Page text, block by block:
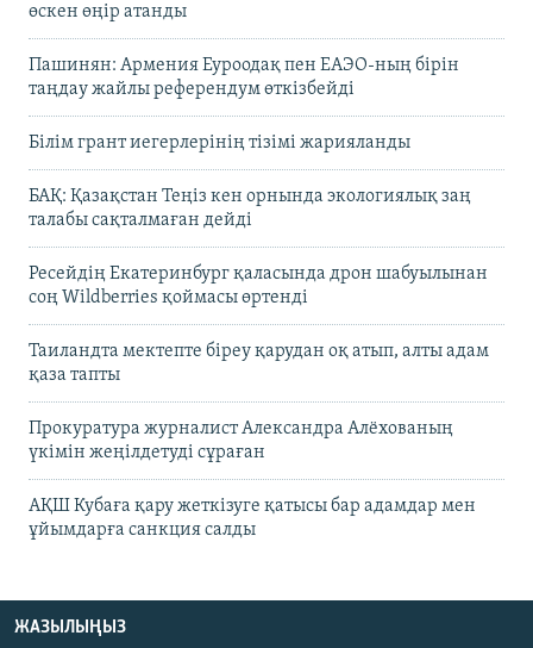
өскен өңір атанды
Пашинян: Армения Еуроодақ пен ЕАЭО-ның бірін
таңдау жайлы референдум өткізбейді
Білім грант иегерлерінің тізімі жарияланды
БАҚ: Қазақстан Теңіз кен орнында экологиялық заң
талабы сақталмаған дейді
Ресейдің Екатеринбург қаласында дрон шабуылынан
соң Wildberries қоймасы өртенді
Таиландта мектепте біреу қарудан оқ атып, алты адам
қаза тапты
Прокуратура журналист Александра Алёхованың
үкімін жеңілдетуді сұраған
АҚШ Кубаға қару жеткізуге қатысы бар адамдар мен
ұйымдарға санкция салды
ЖАЗЫЛЫҢЫЗ